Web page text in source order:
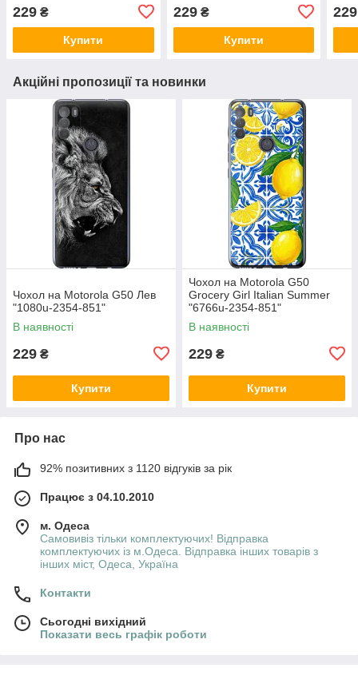
229 ₴
Купити
229₴
Купити
229
Акційні пропозиції та новинки
Чохол на Motorola G50 Лев
"1080u-2354-851"
В наявності
229 ₴
Купити
Чохол на Motorola G50
Grocery Girl Italian Summer
"6766u-2354-851"
В наявності
229 ₴
Купити
Про нас
92% позитивних з 1120 відгуків за рік
Працює з 04.10.2010
м. Одеса
Самовивіз тільки комплектуючих! Відправка
комплектуючих із м.Одеса. Відправка інших товарів з
інших міст, Одеса, Україна
Контакти
Сьогодні вихідний
Показати весь графік роботи